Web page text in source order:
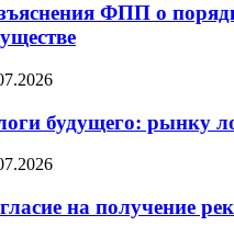
ФПП о
будущего: рынку
на получение